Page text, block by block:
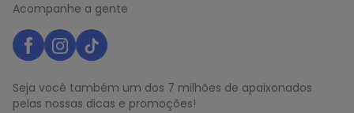
Acompanhe a gente
Seja você também um dos 7 milhões de apaixonados
pelas nossas dicas e promoções!